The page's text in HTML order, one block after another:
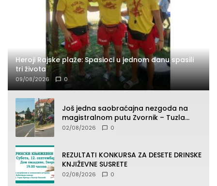
Heroji Rajske plaže: Spasioci u jednom danu spasili
tri života
09/08/2026 0
Još jedna saobraćajna nezgoda na
magistralnom putu Zvornik – Tuzla
(FOTO)
02/08/2026 0
REZULTATI KONKURSA ZA DESETE DRINSKE
KNJIŽEVNE SUSRETE
02/08/2026 0